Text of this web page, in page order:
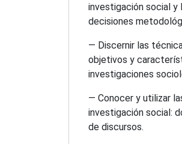
investigación social
decisiones
— Discernir las
objetivos y
investigaciones
— Conocer y utilizar
investigación social:
de discursos.